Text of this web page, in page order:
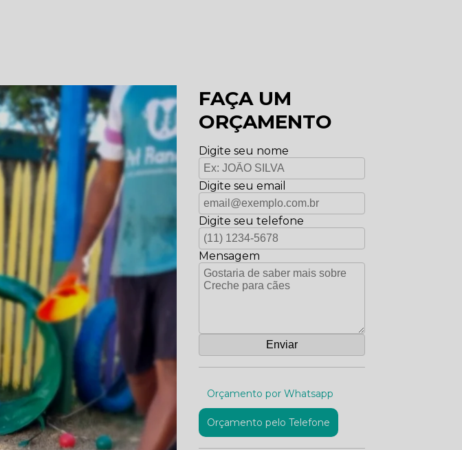
FAÇA UM
ORÇAMENTO
Digite seu nome
Digite seu email
Digite seu telefone
Mensagem
Orçamento por Whatsapp
Orçamento pelo Telefone